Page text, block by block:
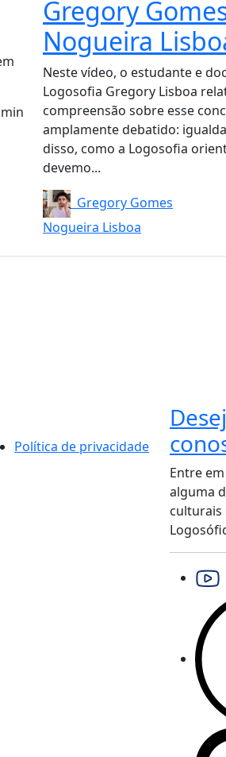
Gregory
Nogueira
Neste vídeo, o estudante e
Logosofia Gregory Lisboa
compreensão sobre esse
amplamente debatido:
disso, como a Logosofia
devemo...
Gregory Gomes
Nogueira Lisboa
Política de privacidade
Entre
alguma
culturais